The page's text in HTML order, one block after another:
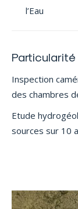
l’Eau
Particularité
Inspection
des chambres
Etude
sources sur 10